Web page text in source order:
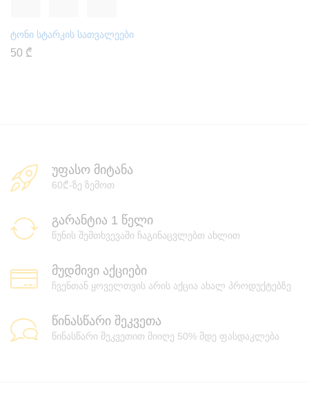
ტონი სტარკის სათვალეები
50 ₾
უფასო მიტანა
60₾-ზე ზემოთ
გარანტია 1 წელი
წუნის შემთხვევაში ჩაგინაცვლებთ ახლით
მუდმივი აქციები
ჩვენთან ყოველთვის არის აქცია ახალ პროდუქტებზე
წინასწარი შეკვეთა
წინასწარი შეკვეთით მიიღე 50% მდე ფასდაკლება